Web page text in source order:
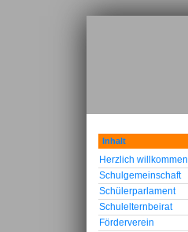
Inhalt
Herzlich willkommen
Schulgemeinschaft
Schülerparlament
Schulelternbeirat
Förderverein